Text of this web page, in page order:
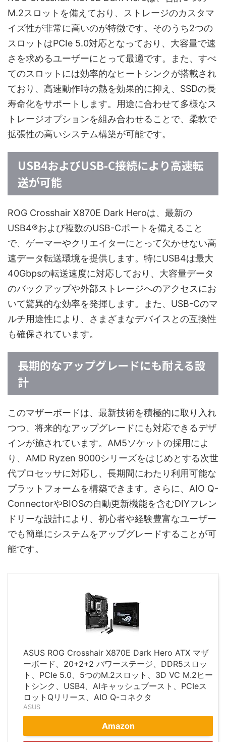
M.2スロットを備えており、ストレージのカスタマ
イズ性が非常に高いのが特徴です。そのうち2つの
スロットはPCIe 5.0対応となっており、大容量で速
さを求めるユーザーにとって最適です。また、すべ
てのスロットには効率的なヒートシンクが搭載され
ており、高速動作時の熱を効果的に抑え、SSDの長
寿命化をサポートします。用途に合わせて多様なス
トレージオプションを組み合わせることで、柔軟で
拡張性の高いシステム構築が可能です。
USB4およびUSB-C接続により高速転
送が可能
ROG Crosshair X870E Dark Heroは、最新の
USB4®および複数のUSB-Cポートを備えること
で、ゲーマーやクリエイターにとって欠かせない高
速データ転送環境を提供します。特にUSB4は最大
40Gbpsの転送速度に対応しており、大容量データ
のバックアップや外部ストレージへのアクセスにお
いて驚異的な効率を発揮します。また、USB-Cのマ
ルチ用途性により、さまざまなデバイスとの互換性
も確保されています。
長期的なアップグレードにも耐える設
計
このマザーボードは、最新技術を積極的に取り入れ
つつ、将来的なアップグレードにも対応できるデザ
インが施されています。AM5ソケットの採用によ
り、AMD Ryzen 9000シリーズをはじめとする次世
代プロセッサに対応し、長期間にわたり利用可能な
プラットフォームを構築できます。さらに、AIO Q-
ConnectorやBIOSの自動更新機能を含むDIYフレン
ドリーな設計により、初心者や経験豊富なユーザー
でも簡単にシステムをアップグレードすることが可
能です。
ASUS ROG Crosshair X870E Dark Hero ATX マザ
ーボード、20+2+2 パワーステージ、DDR5スロッ
ト、PCIe 5.0、5つのM.2スロット、3D VC M.2ヒー
トシンク、USB4、AIキャッシュブースト、PCIeス
ロットQリリース、AIO Q-コネクタ
ASUS
Amazon